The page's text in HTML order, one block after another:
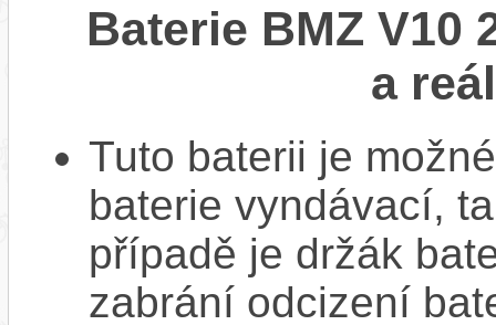
Baterie BMZ V10
a
Tuto baterii je
baterie vyndávací,
případě je držák
zabrání odcizení